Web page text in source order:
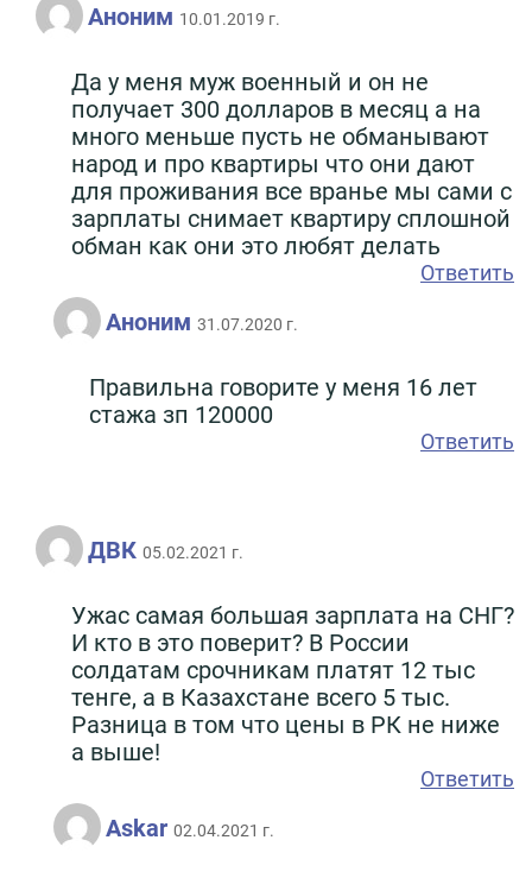
Аноним 10.01.2019 г.
Да у меня муж военный и он не
получает 300 долларов в месяц а на
много меньше пусть не обманывают
народ и про квартиры что они дают
для проживания все вранье мы сами с
зарплаты снимает квартиру сплошной
обман как они это любят делать
Ответить
Аноним 31.07.2020 г.
Правильна говорите у меня 16 лет
стажа зп 120000
Ответить
ДВК 05.02.2021 г.
Ужас самая большая зарплата на СНГ?
И кто в это поверит? В России
солдатам срочникам платят 12 тыс
тенге, а в Казахстане всего 5 тыс.
Разница в том что цены в РК не ниже
а выше!
Ответить
Askar 02.04.2021 г.